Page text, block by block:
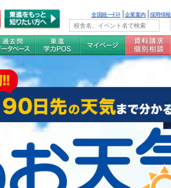
全国統一ﾃｽﾄ 企業案内 採用情報